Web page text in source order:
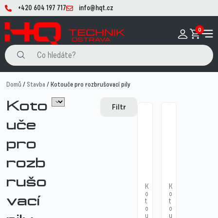
+420 604 197 717 info@hqt.cz
0
Domů /Stavba / Kotouče pro rozbrušovací pily
Koto
uče
pro
rozb
rušo
vací
Filtr
K
o
t
o
u
K
o
t
o
u